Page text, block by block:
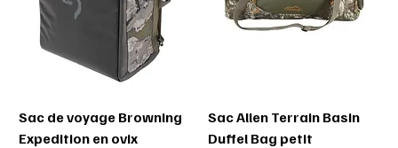
Sac de voyage Browning
Expedition en ovix
Sac Allen Terrain Basin
Duffel Bag petit